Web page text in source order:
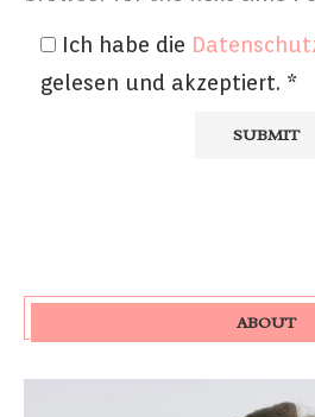
Ich habe die
gelesen und akzeptiert. *
ABOUT